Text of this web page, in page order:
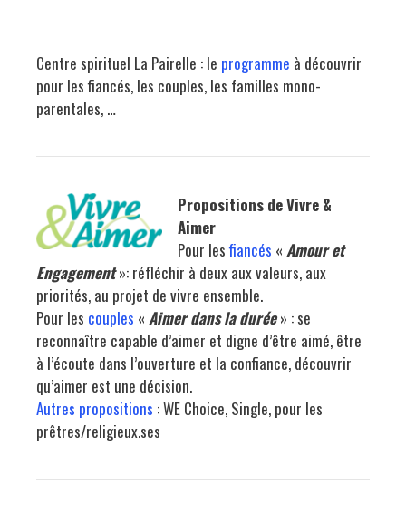
Centre spirituel La Pairelle : le programme à découvrir
pour les fiancés, les couples, les familles mono-
parentales, …
Propositions de Vivre &
Aimer
Pour lesfiancés « Amour et
Engagement»: réfléchir à deux aux valeurs, aux
priorités, au projet de vivre ensemble.
Pour les couples « Aimer dans la durée» : se
reconnaître capable d’aimer et digne d’être aimé, être
à l’écoute dans l’ouverture et la confiance, découvrir
qu’aimer est une décision.
Autres propositions : WE Choice, Single, pour les
prêtres/religieux.ses